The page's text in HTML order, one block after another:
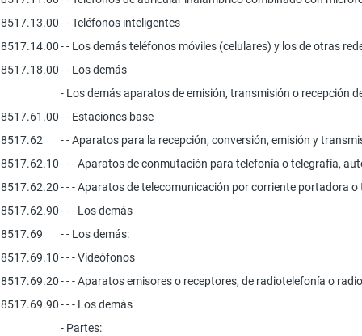
8517.13.00- - Teléfonos inteligentes
8517.14.00- - Los demás teléfonos móviles (celulares) y los de otras
8517.18.00- - Los demás
- Los demás aparatos de emisión, transmisión o recepción
8517.61.00- - Estaciones base
8517.62
- - Aparatos para la recepción, conversión, emisión y
8517.62.10- - - Aparatos de conmutación para telefonía o telegrafía,
8517.62.20- - - Aparatos de telecomunicación por corriente portadora
8517.62.90- - - Los demás
8517.69
- - Los demás:
8517.69.10- - - Videófonos
8517.69.20- - - Aparatos emisores o receptores, de radiotelefonía o
8517.69.90- - - Los demás
- Partes: